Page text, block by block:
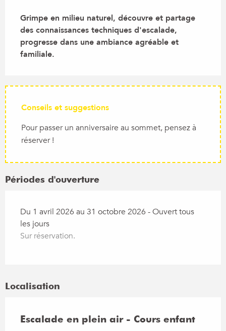
Grimpe en milieu naturel, découvre et partage
des connaissances techniques d'escalade,
progresse dans une ambiance agréable et
familiale.
Conseils et suggestions
Pour passer un anniversaire au sommet, pensez à
réserver !
Périodes d'ouverture
Du 1 avril 2026 au 31 octobre 2026 - Ouvert tous
les jours
Sur réservation.
Localisation
Escalade en plein air - Cours enfant